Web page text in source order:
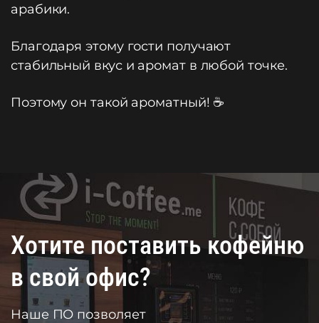
арабики.
Благодаря этому гости получают
стабильный вкус и аромат в любой точке.
Поэтому он такой ароматный! ☕️
Хотите поставить кофейню
в свой офис?
Наше ПО позволяет